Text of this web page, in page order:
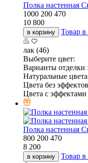
Полка настенная
1000 200 470
10 800
в корзину Товар в
лак (46)
Выберите цвет:
Варианты отделки :
Натуральные цвета
Цвета без эффектов
Цвета с эффектами
Полка настенная
800 200 470
8 200
в корзину Товар в